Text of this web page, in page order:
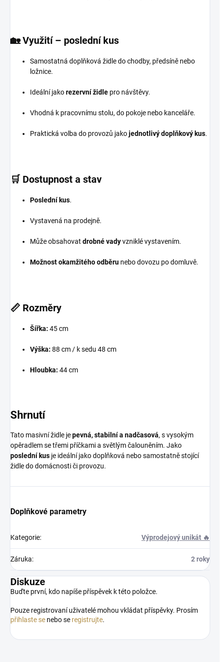
🏡Využití – poslední kus
Samostatná doplňková židle do chodby, předsíně nebo
ložnice.
Ideální jakorezervní židle pro návštěvy.
Vhodná k pracovnímu stolu, do pokoje nebo kanceláře.
Praktická volba do provozů jakojednotlivý doplňkový kus.
🛒 Dostupnost a stav
Poslední kus.
Vystavená na prodejně.
Může obsahovat drobné vadyvzniklé vystavením.
Možnost okamžitého odběru nebo dovozu po domluvě.
📏 Rozměry
Šířka: 45 cm
Výška: 88 cm / k sedu 48 cm
Hloubka: 44 cm
Shrnutí
Tato masivní židle jepevná, stabilní a nadčasová, s vysokým
opěradlem se třemi příčkami a světlým čalouněním. Jako
poslední kus je ideální jako doplňková nebo samostatně stojící
židle do domácnosti či provozu.
Doplňkové parametry
Kategorie: Výprodejový unikát 🔥
Záruka: 2 roky
Diskuze
Buďte první, kdo napíše příspěvek k této položce.
Pouze registrovaní uživatelé mohou vkládat příspěvky. Prosím
přihlaste se nebo se registrujte.